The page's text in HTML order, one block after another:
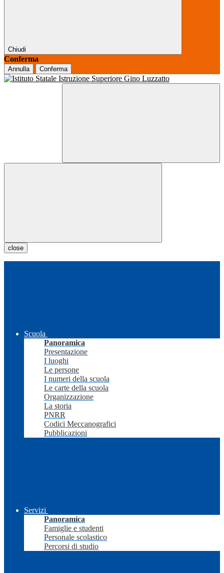
Chiudi
Conferma
Annulla Conferma
close
Scuola
Panoramica
Presentazione
I luoghi
Le persone
I numeri della scuola
Le carte della scuola
Organizzazione
La storia
PNRR
Codici Meccanografici
Pubblicazioni
Servizi
Panoramica
Famiglie e studenti
Personale scolastico
Percorsi di studio